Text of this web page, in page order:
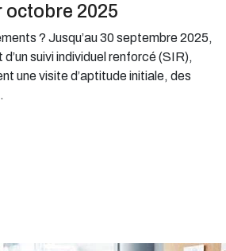
octobre 2025
? Jusqu’au 30 septembre 2025,
suivi individuel renforcé (SIR),
une visite d’aptitude initiale, des